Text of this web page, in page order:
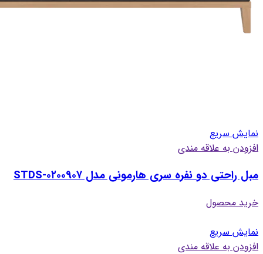
نمایش سریع
افزودن به علاقه مندی
مبل راحتی دو نفره سری هارمونی مدل STDS-۰۲۰۰۹۰۷
خرید محصول
نمایش سریع
افزودن به علاقه مندی